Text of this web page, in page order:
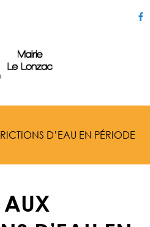
D’EAU EN PÉRIODE
AUX